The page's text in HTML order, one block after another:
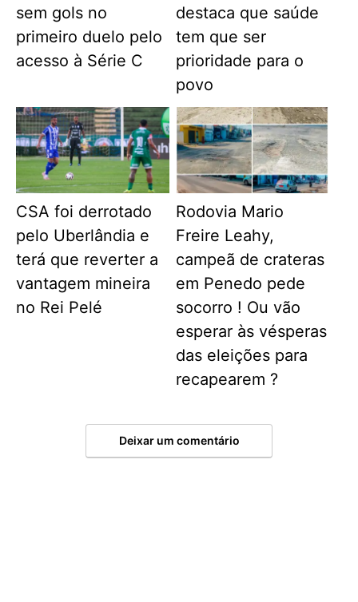
sem gols no
primeiro duelo pelo
acesso à Série C
destaca que saúde
tem que ser
prioridade para o
povo
CSA foi derrotado
pelo Uberlândia e
terá que reverter a
vantagem mineira
no Rei Pelé
Rodovia Mario
Freire Leahy,
campeã de crateras
em Penedo pede
socorro ! Ou vão
esperar às vésperas
das eleições para
recapearem ?
Deixar um comentário